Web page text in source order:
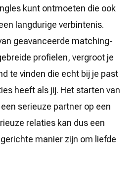
kunt ontmoeten die ook
langdurige verbintenis.
geavanceerde matching-
profielen, vergroot je
te vinden die echt bij je past
heeft als jij. Het starten van
serieuze partner op een
relaties kan dus een
manier zijn om liefde